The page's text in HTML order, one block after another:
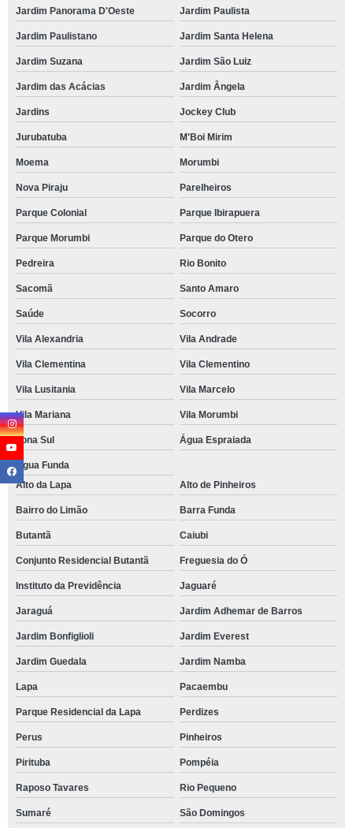
Jardim Panorama D'Oeste Jardim Paulista
Jardim Paulistano Jardim Santa Helena
Jardim Suzana Jardim São Luiz
Jardim das Acácias Jardim Ângela
Jardins Jockey Club
Jurubatuba M'Boi Mirim
Moema Morumbi
Nova Piraju Parelheiros
Parque Colonial Parque Ibirapuera
Parque Morumbi Parque do Otero
Pedreira Rio Bonito
Sacomã Santo Amaro
Saúde Socorro
Vila Alexandria Vila Andrade
Vila Clementina Vila Clementino
Vila Lusitania Vila Marcelo
Vila Mariana Vila Morumbi
Zona Sul Água Espraiada
Água Funda
Alto da Lapa
Alto de Pinheiros
Bairro do Limão Barra Funda
Butantã Caiubi
Conjunto Residencial Butantã Freguesia do Ó
Instituto da Previdência Jaguaré
Jaraguá Jardim Adhemar de Barros
Jardim Bonfiglioli Jardim Everest
Jardim Guedala Jardim Namba
Lapa Pacaembu
Parque Residencial da Lapa Perdizes
Perus Pinheiros
Pirituba Pompéia
Raposo Tavares Rio Pequeno
Sumaré São Domingos